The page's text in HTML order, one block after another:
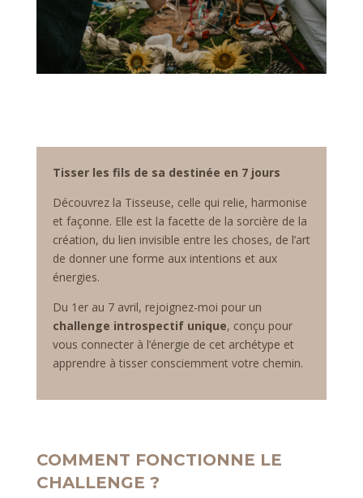
Tisser les fils de sa destinée en 7 jours
Découvrez la Tisseuse, celle qui relie, harmonise
et façonne. Elle est la facette de la sorcière de la
création, du lien invisible entre les choses, de l’art
de donner une forme aux intentions et aux
énergies.
Du 1er au 7 avril, rejoignez-moi pour un
challenge introspectif unique, conçu pour
vous connecter à l’énergie de cet archétype et
apprendre à tisser consciemment votre chemin.
COMMENT FONCTIONNE LE
CHALLENGE ?